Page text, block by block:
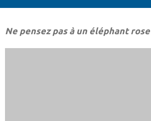
Ne pensez pas à un éléphant rose